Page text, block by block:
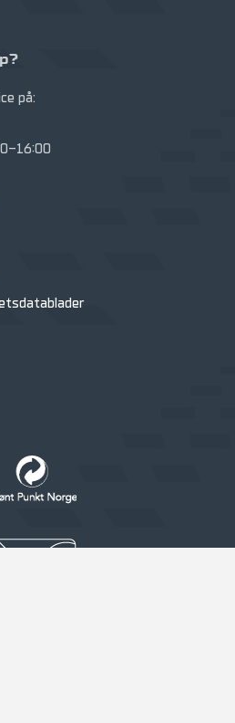
på:
16:00